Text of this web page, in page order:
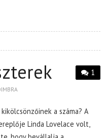
1
a száma? A
Linda Lovelace volt,